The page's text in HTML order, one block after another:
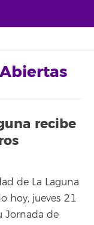
recibe
de La Laguna
hoy, jueves 21
Jornada de